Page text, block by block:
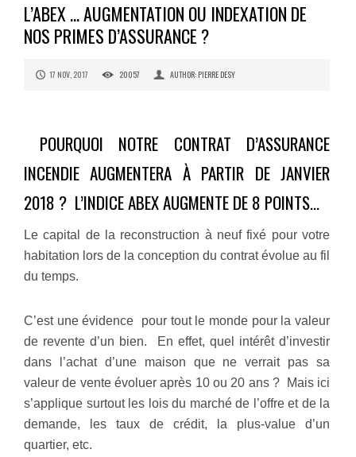
L’ABEX … AUGMENTATION OU INDEXATION DE
NOS PRIMES D’ASSURANCE ?
17 NOV, 2017 20057 AUTHOR: PIERRE DESY
POURQUOI NOTRE CONTRAT D’ASSURANCE
INCENDIE AUGMENTERA À PARTIR DE JANVIER
2018 ? L’INDICE ABEX AUGMENTE DE 8 POINTS…
Le capital de la reconstruction à neuf fixé pour votre
habitation lors de la conception du contrat évolue au fil
du temps.
C’est une évidence pour tout le monde pour la valeur
de revente d’un bien. En effet, quel intérêt d’investir
dans l’achat d’une maison que ne verrait pas sa
valeur de vente évoluer après 10 ou 20 ans ? Mais ici
s’applique surtout les lois du marché de l’offre et de la
demande, les taux de crédit, la plus-value d’un
quartier, etc.